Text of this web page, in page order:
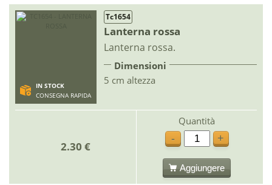
IN STOCK
CONSEGNA RAPIDA
Tc1654
Lanterna rossa
Lanterna rossa.
Dimensioni
5 cm altezza
2.30 €
Quantità
-
+
Aggiungere